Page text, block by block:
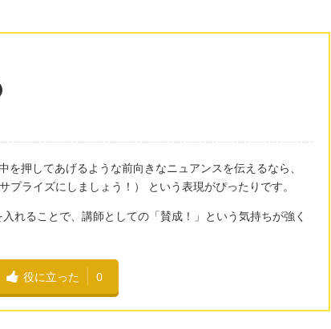
を押してあげるような前向きなニュアンスを伝えるなら、
ライズにしましょう！） という表現がぴったりです。
れることで、講師としての「賛成！」という気持ちが強く
役に立った 0